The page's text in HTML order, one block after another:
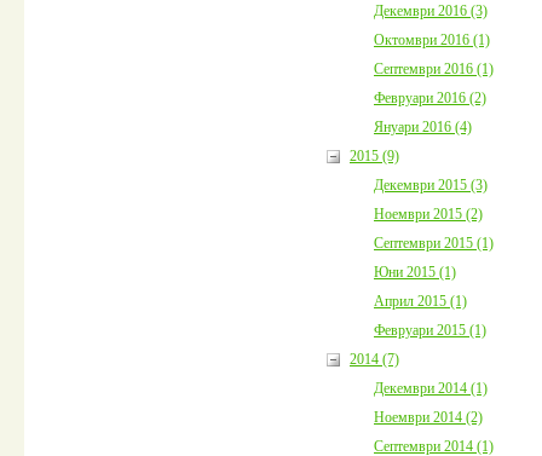
Декември 2016 (3)
Октомври 2016 (1)
Септември 2016 (1)
Февруари 2016 (2)
Януари 2016 (4)
2015 (9)
Декември 2015 (3)
Ноември 2015 (2)
Септември 2015 (1)
Юни 2015 (1)
Април 2015 (1)
Февруари 2015 (1)
2014 (7)
Декември 2014 (1)
Ноември 2014 (2)
Септември 2014 (1)